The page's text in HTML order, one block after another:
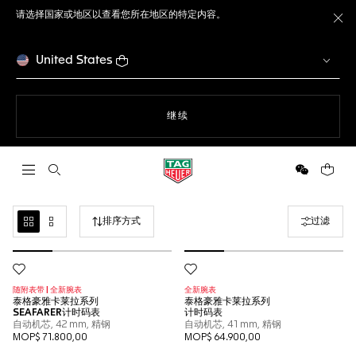
请选择国家或地区以查看您所在地区的特定内容。
United States
继续
打开搜索 微信 您的